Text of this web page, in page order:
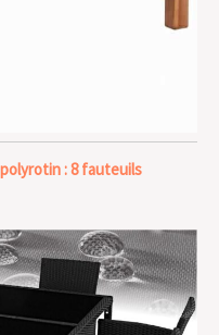
: 8 fauteuils